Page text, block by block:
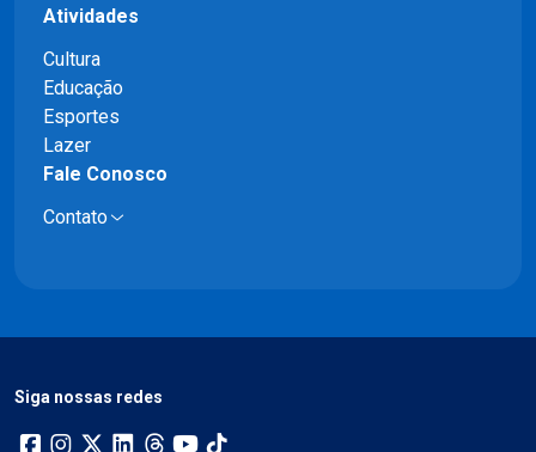
Atividades
Cultura
Educação
Esportes
Lazer
Fale Conosco
Contato
Siga nossas redes